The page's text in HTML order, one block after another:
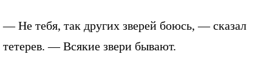
— Не тебя, так других зверей боюсь, — сказал
тетерев. — Всякие звери бывают.